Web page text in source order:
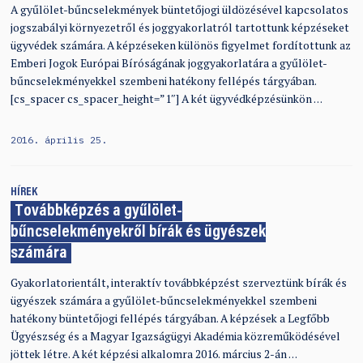
A gyűlölet-bűncselekmények büntetőjogi üldözésével kapcsolatos
jogszabályi környezetről és joggyakorlatról tartottunk képzéseket
ügyvédek számára. A képzéseken különös figyelmet fordítottunk az
Emberi Jogok Európai Bíróságának joggyakorlatára a gyűlölet-
bűncselekményekkel szembeni hatékony fellépés tárgyában.
[cs_spacer cs_spacer_height=”1″] A két ügyvédképzésünkön …
2016. április 25.
HÍREK
Továbbképzés a gyűlölet-
bűncselekményekről bírák és ügyészek
számára
Gyakorlatorientált, interaktív továbbképzést szerveztünk bírák és
ügyészek számára a gyűlölet-bűncselekményekkel szembeni
hatékony büntetőjogi fellépés tárgyában. A képzések a Legfőbb
Ügyészség és a Magyar Igazságügyi Akadémia közreműködésével
jöttek létre. A két képzési alkalomra 2016. március 2-án …